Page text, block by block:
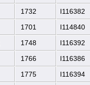
1732
I116382
1701
I114840
1748
I116392
1766
I116386
1775
I116394